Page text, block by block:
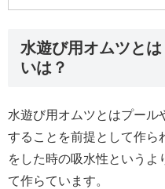
水遊び用オムツと
いは？
水遊び用オムツとはプール
することを前提として作ら
をした時の吸水性というよ
て作らています。